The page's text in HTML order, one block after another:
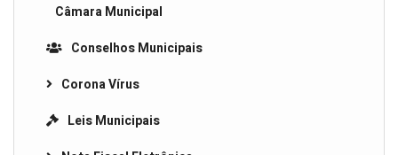
Câmara Municipal
Conselhos Municipais
Corona Vírus
Leis Municipais